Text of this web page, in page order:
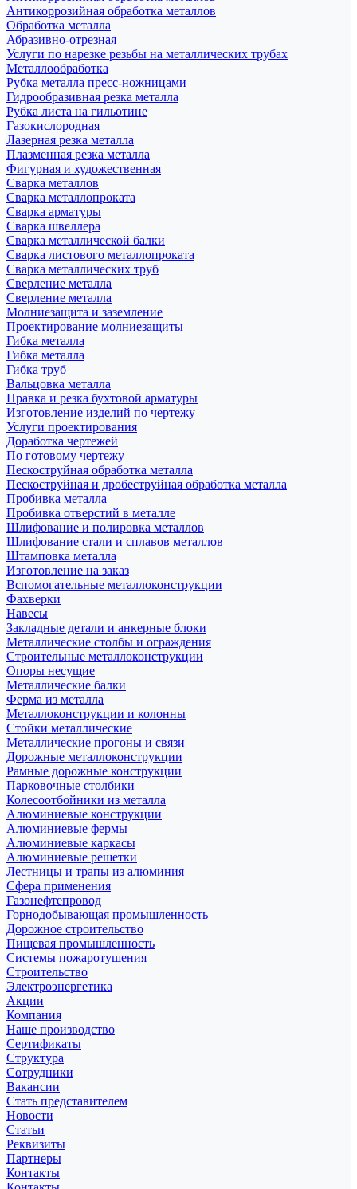
Антикоррозийная обработка металлов
Обработка металла
Абразивно-отрезная
Услуги по нарезке резьбы на металлических трубах
Металлообработка
Рубка металла пресс-ножницами
Гидрообразивная резка металла
Рубка листа на гильотине
Газокислородная
Лазерная резка металла
Плазменная резка металла
Фигурная и художественная
Сварка металлов
Сварка металлопроката
Сварка арматуры
Сварка швеллера
Сварка металлической балки
Сварка листового металлопроката
Сварка металлических труб
Сверление металла
Сверление металла
Молниезащита и заземление
Проектирование молниезащиты
Гибка металла
Гибка металла
Гибка труб
Вальцовка металла
Правка и резка бухтовой арматуры
Изготовление изделий по чертежу
Услуги проектирования
Доработка чертежей
По готовому чертежу
Пескоструйная обработка металла
Пескоструйная и дробеструйная обработка металла
Пробивка металла
Пробивка отверстий в металле
Шлифование и полировка металлов
Шлифование стали и сплавов металлов
Штамповка металла
Изготовление на заказ
Вспомогательные металлоконструкции
Фахверки
Навесы
Закладные детали и анкерные блоки
Металлические столбы и ограждения
Строительные металлоконструкции
Опоры несущие
Металлические балки
Ферма из металла
Металлоконструкции и колонны
Стойки металлические
Металлические прогоны и связи
Дорожные металлоконструкции
Рамные дорожные конструкции
Парковочные столбики
Колесоотбойники из металла
Алюминиевые конструкции
Алюминиевые фермы
Алюминиевые каркасы
Алюминиевые решетки
Лестницы и трапы из алюминия
Сфера применения
Газонефтепровод
Горнодобывающая промышленность
Дорожное строительство
Пищевая промышленность
Системы пожаротушения
Строительство
Электроэнергетика
Акции
Компания
Наше производство
Сертификаты
Структура
Сотрудники
Вакансии
Стать представителем
Новости
Статьи
Реквизиты
Партнеры
Контакты